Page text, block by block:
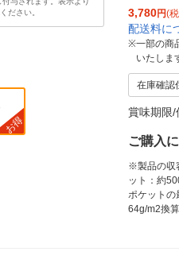
ださい。
お得
3,780円(
配送料に
※一部の商
いたしま
在庫確認
賞味期限/
ご購入
※製品の収
ット：約
ポケットの
64g/m2換算